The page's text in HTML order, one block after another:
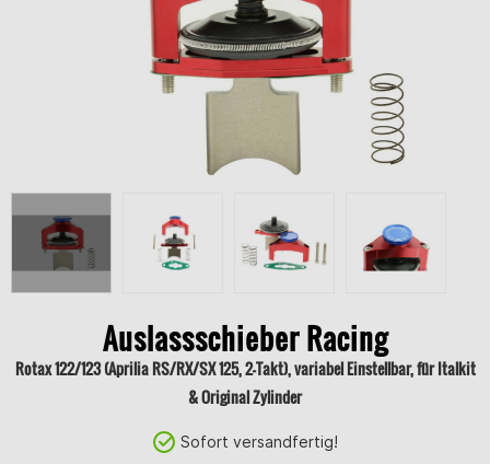
Auslassschieber Racing
Rotax 122/123 (Aprilia RS/RX/SX 125, 2-Takt), variabel Einstellbar, für Italkit
& Original Zylinder
Sofort versandfertig!